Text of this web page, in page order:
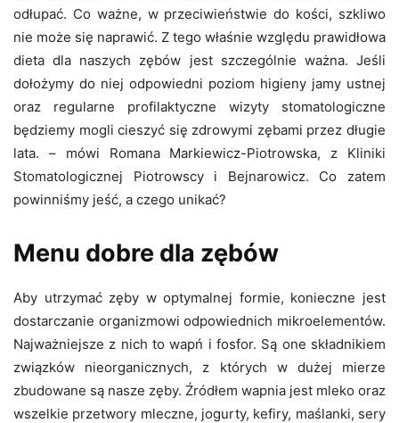
odłupać. Co ważne, w przeciwieństwie do kości, szkliwo
nie może się naprawić. Z tego właśnie względu prawidłowa
dieta dla naszych zębów jest szczególnie ważna. Jeśli
dołożymy do niej odpowiedni poziom higieny jamy ustnej
oraz regularne profilaktyczne wizyty stomatologiczne
będziemy mogli cieszyć się zdrowymi zębami przez długie
lata. – mówi Romana Markiewicz-Piotrowska, z Kliniki
Stomatologicznej Piotrowscy i Bejnarowicz. Co zatem
powinniśmy jeść, a czego unikać?
Menu dobre dla zębów
Aby utrzymać zęby w optymalnej formie, konieczne jest
dostarczanie organizmowi odpowiednich mikroelementów.
Najważniejsze z nich to wapń i fosfor. Są one składnikiem
związków nieorganicznych, z których w dużej mierze
zbudowane są nasze zęby. Źródłem wapnia jest mleko oraz
wszelkie przetwory mleczne, jogurty, kefiry, maślanki, sery